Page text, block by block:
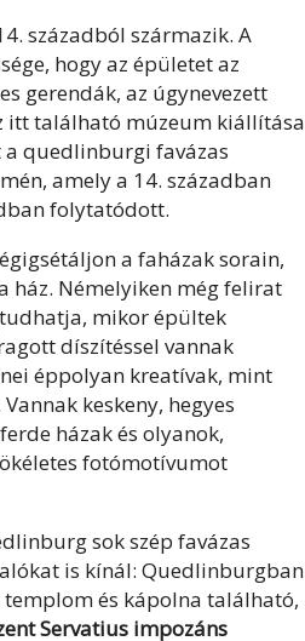
századból származik. A
hogy az épületet az
gerendák, az úgynevezett
itt található múzeum kiállítása
quedlinburgi favázas
amely a 14. században
folytatódott.
a faházak sorain,
ház. Némelyiken még felirat
mikor épültek
díszítéssel vannak
éppolyan kreatívak, mint
keskeny, hegyes
házak és olyanok,
fotómotívumot
sok szép favázas
is kínál: Quedlinburgban
és kápolna található,
Servatius impozáns